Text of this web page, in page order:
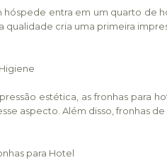
hóspede entra em um quarto de
qualidade cria uma primeira
estética, as fronhas para
aspecto. Além disso, fronhas
para Hotel